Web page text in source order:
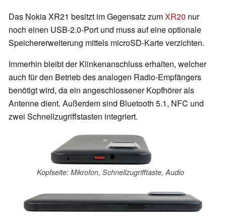
Das Nokia XR21 besitzt im Gegensatz zumXR20 nur
noch einen USB-2.0-Port und muss auf eine optionale
Speichererweiterung mittels microSD-Karte verzichten.
Immerhin bleibt der Klinkenanschluss erhalten, welcher
auch für den Betrieb des analogen Radio-Empfängers
benötigt wird, da ein angeschlossener Kopfhörer als
Antenne dient. Außerdem sind Bluetooth 5.1, NFC und
zwei Schnellzugriffstasten integriert.
Kopfseite: Mikrofon, Schnellzugrifftaste, Audio